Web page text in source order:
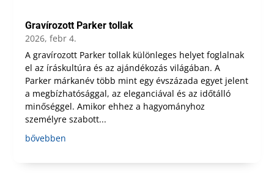
Gravírozott Parker tollak
2026, febr 4.
A gravírozott Parker tollak különleges helyet foglalnak
el az íráskultúra és az ajándékozás világában. A
Parker márkanév több mint egy évszázada egyet jelent
a megbízhatósággal, az eleganciával és az időtálló
minőséggel. Amikor ehhez a hagyományhoz
személyre szabott...
bővebben